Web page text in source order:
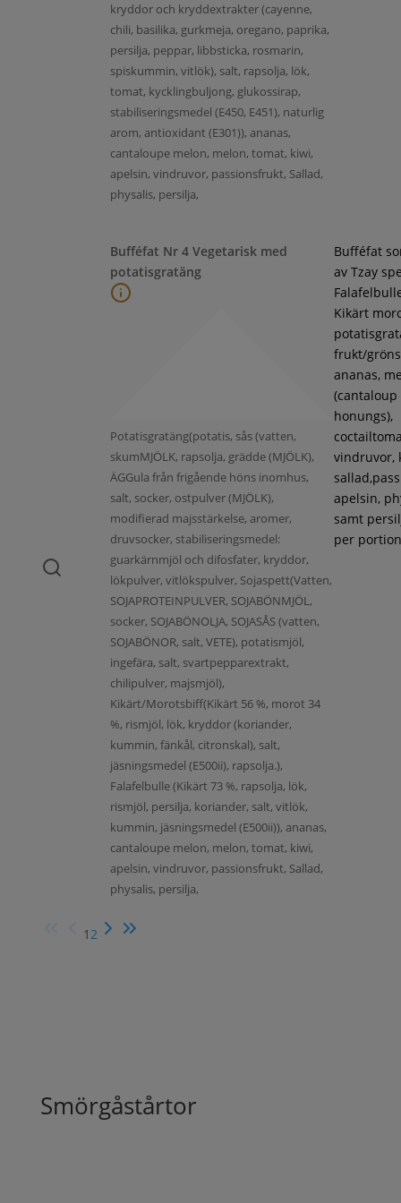
kryddor och kryddextrakter (cayenne,
chili, basilika, gurkmeja, oregano, paprika,
persilja, peppar, libbsticka, rosmarin,
spiskummin, vitlök), salt, rapsolja, lök,
tomat, kycklingbuljong, glukossirap,
stabiliseringsmedel (E450, E451), naturlig
arom, antioxidant (E301)), ananas,
cantaloupe melon, melon, tomat, kiwi,
apelsin, vindruvor, passionsfrukt, Sallad,
physalis, persilja,
Bufféfat Nr 4 Vegetarisk med
potatisgratäng
Potatisgratäng(potatis, sås (vatten,
skumMJÖLK, rapsolja, grädde (MJÖLK),
ÄGGula från frigående höns inomhus,
salt, socker, ostpulver (MJÖLK),
modifierad majsstärkelse, aromer,
druvsocker, stabiliseringsmedel:
guarkärnmjöl och difosfater, kryddor,
lökpulver, vitlökspulver, Sojaspett(Vatten,
SOJAPROTEINPULVER, SOJABÖNMJÖL,
socker, SOJABÖNOLJA, SOJASÅS (vatten,
SOJABÖNOR, salt, VETE), potatismjöl,
ingefära, salt, svartpepparextrakt,
chilipulver, majsmjöl),
Kikärt/Morotsbiff(Kikärt 56 %, morot 34
%, rismjöl, lök, kryddor (koriander,
kummin, fänkål, citronskal), salt,
jäsningsmedel (E500ii), rapsolja.),
Falafelbulle (Kikärt 73 %, rapsolja, lök,
rismjöl, persilja, koriander, salt, vitlök,
kummin, jäsningsmedel (E500ii)), ananas,
cantaloupe melon, melon, tomat, kiwi,
apelsin, vindruvor, passionsfrukt, Sallad,
physalis, persilja,
Bufféfat
av Tzay
Kikärt
frukt/
ananas,
(cantaloup
honungs),
vindruvor,
apelsin,
samt
per
1 2
Smörgåstårtor